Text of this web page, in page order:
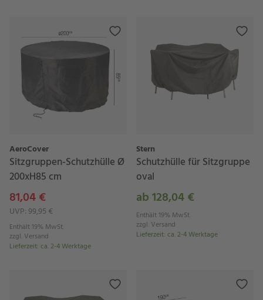
AeroCover
Sitzgruppen-Schutzhülle Ø
200xH85 cm
81,04 €
UVP: 99,95 €
Enthält 19% MwSt.
zzgl. Versand
Lieferzeit: ca. 2-4 Werktage
Stern
Schutzhülle für Sitzgruppe
oval
ab 128,04 €
Enthält 19% MwSt.
zzgl. Versand
Lieferzeit: ca. 2-4 Werktage